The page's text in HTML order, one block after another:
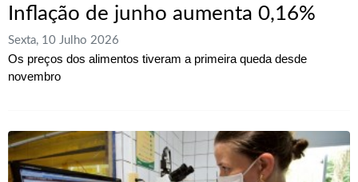
Inflação de junho aumenta 0,16%
Sexta, 10 Julho 2026
Os preços dos alimentos tiveram a primeira queda desde
novembro